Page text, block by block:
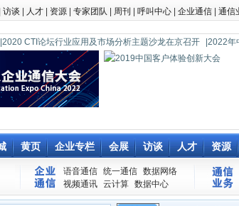
访谈 人才 资源 专家团队 周刊 呼叫中心 企业通信 通信
|2020 CTI论坛行业应用及市场分析主题沙龙在京召开 |2022
黄页 企业专栏 会展 访谈 人才 资源
语音通信 统一通信 数据网络
视频通讯 云计算 数据中心